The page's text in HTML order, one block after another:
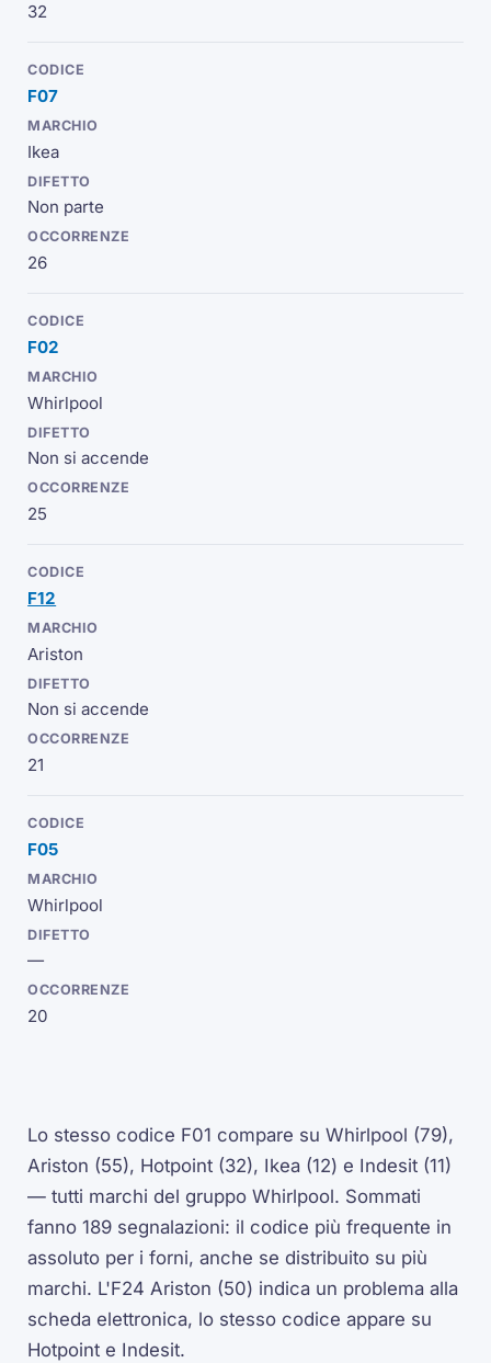
32
F07
Ikea
Non parte
26
F02
Whirlpool
Non si accende
25
F12
Ariston
Non si accende
21
F05
Whirlpool
—
20
Lo stesso codice F01 compare su Whirlpool (79),
Ariston (55), Hotpoint (32), Ikea (12) e Indesit (11)
— tutti marchi del gruppo Whirlpool. Sommati
fanno 189 segnalazioni: il codice più frequente in
assoluto per i forni, anche se distribuito su più
marchi. L'F24 Ariston (50) indica un problema alla
scheda elettronica, lo stesso codice appare su
Hotpoint e Indesit.